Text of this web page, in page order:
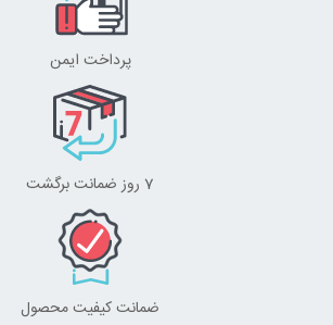
پرداخت ایمن
7 روز ضمانت برگشت
ضمانت کیفیت محصول